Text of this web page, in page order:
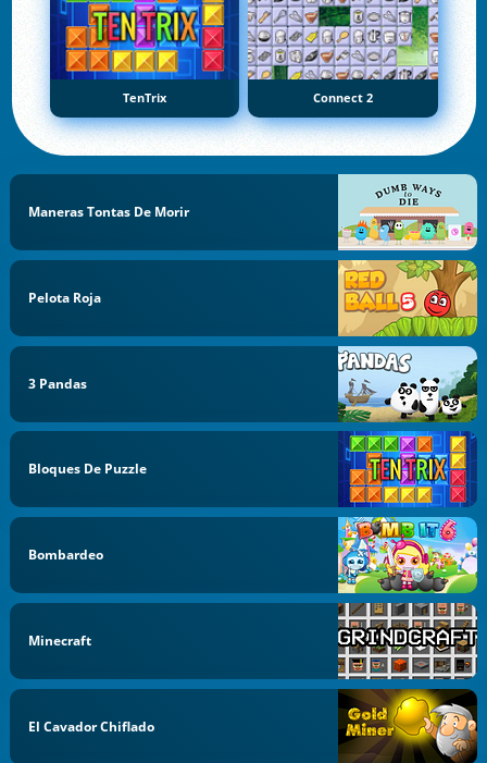
TenTrix Connect 2
Maneras Tontas De Morir
Pelota Roja
3 Pandas
Bloques De Puzzle
Bombardeo
Minecraft
El Cavador Chiflado